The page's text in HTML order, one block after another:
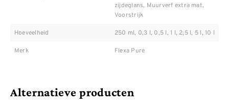
zijdeglans, Muurverf extra mat,
Voorstrijk
Hoeveelheid 250 ml, 0,3 l, 0,5 l, 1 l, 2,5 l, 5 l, 10 l
Merk Flexa Pure
Alternatieve producten